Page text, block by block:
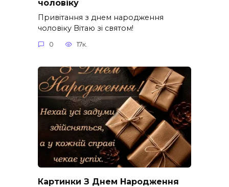
чоловіку
Привітання з днем народження
чоловіку Вітаю зі святом!
0 17к.
Картинки З Днем Народження